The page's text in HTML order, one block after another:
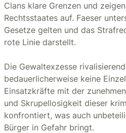
Clans klare Grenzen und
Rechtsstaates auf. Faeser
Gesetze gelten und das
rote Linie darstellt.
Die Gewaltexzesse
bedauerlicherweise keine
Einsatzkräfte mit der
und Skrupellosigkeit dieser
konfrontiert, was auch
Bürger in Gefahr bringt.